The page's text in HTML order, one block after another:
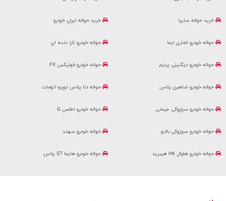
خرید حواله ایران خودرو خرید حواله سایپا
حواله خودرو تارا دنده ای حواله خودرو لاماری ایما
حواله خودرو فونیکس FX حواله خودرو دیگنیتی پرایم
حواله دنا پلاس توربو اتومات حواله خودرو شاهین پلاس
حواله خودرو اطلس G حواله خودرو سوزوکی جیمنی
حواله خودرو سهند حواله خودرو سوزوکی بالنو
حواله خودرو هایما S7 پلاس حواله خودرو هاوال H6 هیبرید